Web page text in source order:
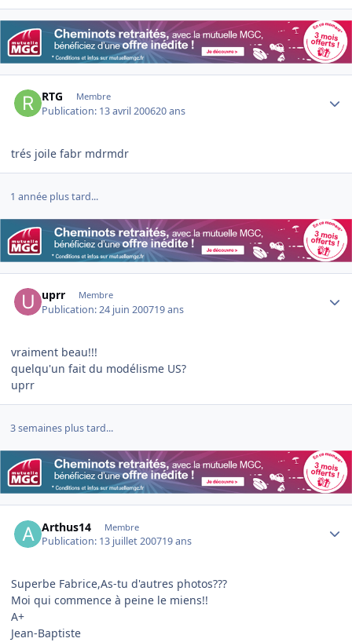
RTG Membre
Publication: 13 avril 200620 ans
trés joile fabr mdrmdr
1 année plus tard...
uprr Membre
Publication:24 juin 200719 ans
vraiment beau!!!
quelqu'un fait du modélisme US?
uprr
3 semaines plus tard...
Arthus14 Membre
Publication: 13 juillet 200719 ans
Superbe Fabrice,As-tu d'autres photos???
Moi qui commence à peine le miens!!
A+
Jean-Baptiste